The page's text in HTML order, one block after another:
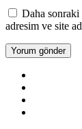
Daha sonraki
adresim ve site